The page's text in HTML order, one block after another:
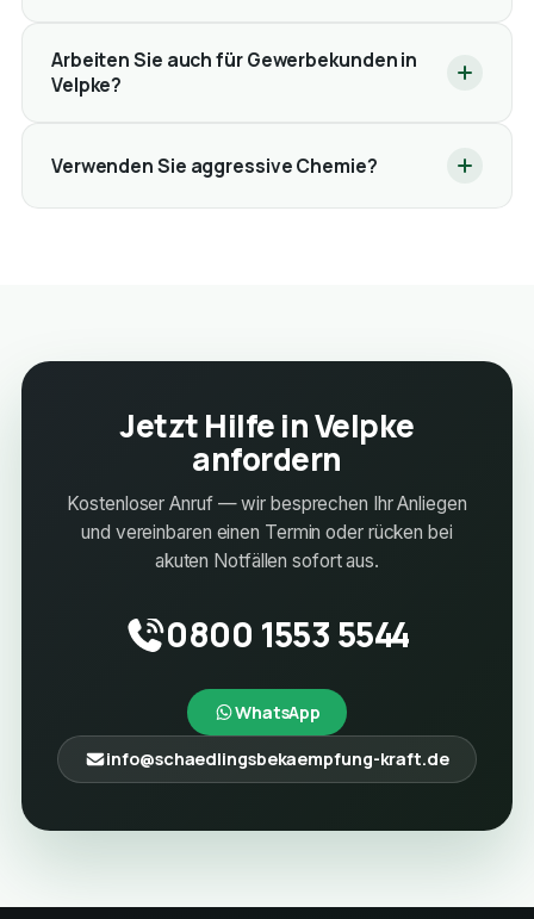
Arbeiten Sie auch für Gewerbekunden in
Velpke?
Verwenden Sie aggressive Chemie?
Jetzt Hilfe in Velpke
anfordern
Kostenloser Anruf — wir besprechen Ihr Anliegen
und vereinbaren einen Termin oder rücken bei
akuten Notfällen sofort aus.
0800 1553 5544
WhatsApp
info@schaedlingsbekaempfung-kraft.de